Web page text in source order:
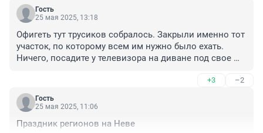
Гость
25 мая 2025, 13:18
Офигеть тут трусиков собралось. Закрыли именно тот
участок, по которому всем им нужно было ехать.
Ничего, посадите у телевизора на диване под свое
никуда не можете(конечно, если вообще нужно куда
то ехать)
+3 –2
Гость
25 мая 2025, 11:06
Праздник регионов на Неве